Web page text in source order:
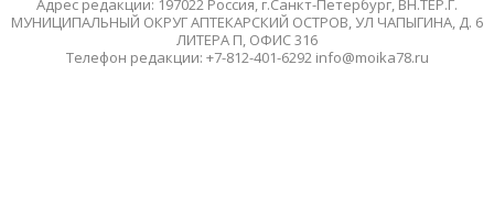
Адрес редакции: 197022 Россия, г.Санкт-Петербург, ВН.ТЕР.Г.
МУНИЦИПАЛЬНЫЙ ОКРУГ АПТЕКАРСКИЙ ОСТРОВ, УЛ ЧАПЫГИНА, Д. 6
ЛИТЕРА П, ОФИС 316
Телефон редакции: +7-812-401-6292 info@moika78.ru